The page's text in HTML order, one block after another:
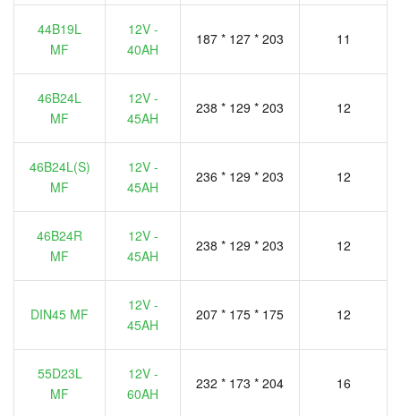
44B19L
MF
12V -
40AH
187 * 127 * 203 11
46B24L
MF
12V -
45AH
238 * 129 * 203 12
46B24L(S)
MF
12V -
45AH
236 * 129 * 203 12
46B24R
MF
12V -
45AH
238 * 129 * 203 12
DIN45 MF
12V -
45AH
207 * 175 * 175 12
55D23L
MF
12V -
60AH
232 * 173 * 204 16